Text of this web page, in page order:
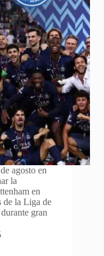
agosto en
la
en
de la Liga de
gran